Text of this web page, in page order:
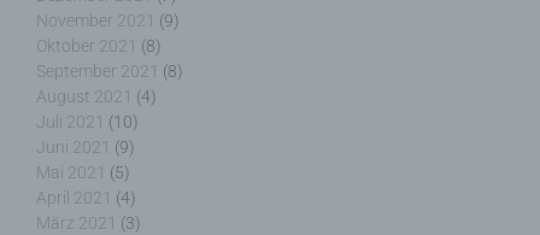
November 2021 (9)
Oktober 2021 (8)
September 2021 (8)
August 2021 (4)
Juli 2021 (10)
Juni 2021 (9)
Mai 2021 (5)
April 2021 (4)
März 2021 (3)
beziehungsweise können die bestimmten Kriterien
seiner Benennung nach dem Unionsrecht oder
dem Recht der Mitgliedstaaten vorgesehen
werden.
h) Auftragsverarbeiter